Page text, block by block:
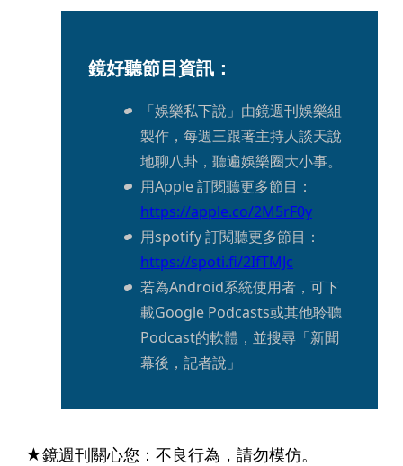
鏡好聽節目資訊：
「娛樂私下說」由鏡週刊娛樂組
製作，每週三跟著主持人談天說
地聊八卦，聽遍娛樂圈大小事。
用Apple 訂閱聽更多節目：
https://apple.co/2M5rF0y
用spotify 訂閱聽更多節目：
https://spoti.fi/2IfTMJc
若為Android系統使用者，可下
載Google Podcasts或其他聆聽
Podcast的軟體，並搜尋「新聞
幕後，記者說」
★鏡週刊關心您：不良行為，請勿模仿。